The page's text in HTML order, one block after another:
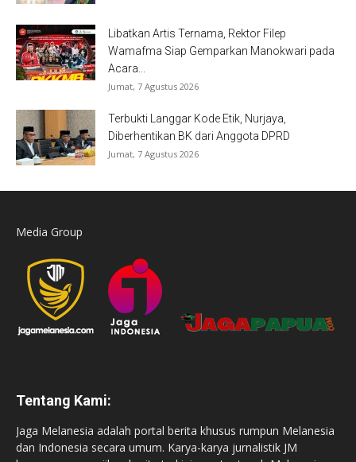
Libatkan Artis Ternama, Rektor Filep
Wamafma Siap Gemparkan Manokwari pada
Acara...
Jumat, 7 Agustus 2026
Terbukti Langgar Kode Etik, Nurjaya,
Diberhentikan BK dari Anggota DPRD
Jumat, 7 Agustus 2026
Media Group
Tentang Kami:
Jaga Melanesia adalah portal berita khusus rumpun Melanesia
dan Indonesia secara umum. Karya-karya jurnalistik JM